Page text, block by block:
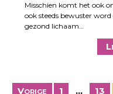
Misschien komt het ook
ook steeds bewuster
gezond lichaam…
Vorige 1 … 13